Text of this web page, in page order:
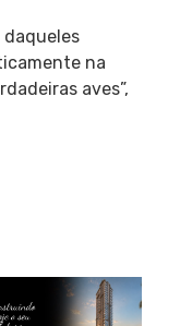
daqueles
na
aves”,